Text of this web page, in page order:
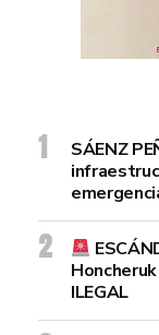
SÁENZ
ILEGAL